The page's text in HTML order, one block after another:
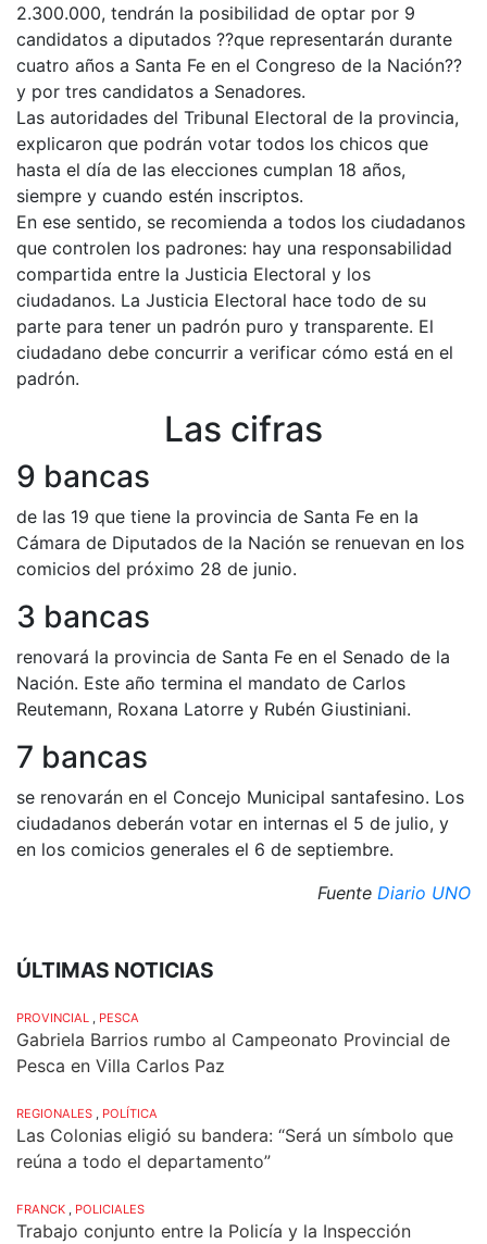
2.300.000, tendrán la posibilidad de optar por 9
candidatos a diputados ??que representarán durante
cuatro años a Santa Fe en el Congreso de la Nación??
y por tres candidatos a Senadores.
Las autoridades del Tribunal Electoral de la provincia,
explicaron que podrán votar todos los chicos que
hasta el día de las elecciones cumplan 18 años,
siempre y cuando estén inscriptos.
En ese sentido, se recomienda a todos los ciudadanos
que controlen los padrones: hay una responsabilidad
compartida entre la Justicia Electoral y los
ciudadanos. La Justicia Electoral hace todo de su
parte para tener un padrón puro y transparente. El
ciudadano debe concurrir a verificar cómo está en el
padrón.
Las cifras
9 bancas
de las 19 que tiene la provincia de Santa Fe en la
Cámara de Diputados de la Nación se renuevan en los
comicios del próximo 28 de junio.
3 bancas
renovará la provincia de Santa Fe en el Senado de la
Nación. Este año termina el mandato de Carlos
Reutemann, Roxana Latorre y Rubén Giustiniani.
7 bancas
se renovarán en el Concejo Municipal santafesino. Los
ciudadanos deberán votar en internas el 5 de julio, y
en los comicios generales el 6 de septiembre.
Fuente Diario UNO
ÚLTIMAS NOTICIAS
PROVINCIAL PESCA
Gabriela Barrios rumbo al Campeonato Provincial de
Pesca en Villa Carlos Paz
REGIONALES POLÍTICA
Las Colonias eligió su bandera: “Será un símbolo que
reúna a todo el departamento”
FRANCK POLICIALES
Trabajo conjunto entre la Policía y la Inspección